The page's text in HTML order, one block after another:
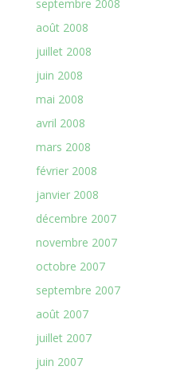
septembre 2008
août 2008
juillet 2008
juin 2008
mai 2008
avril 2008
mars 2008
février 2008
janvier 2008
décembre 2007
novembre 2007
octobre 2007
septembre 2007
août 2007
juillet 2007
juin 2007